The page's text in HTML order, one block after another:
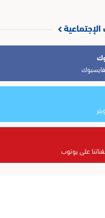
على يوتوب